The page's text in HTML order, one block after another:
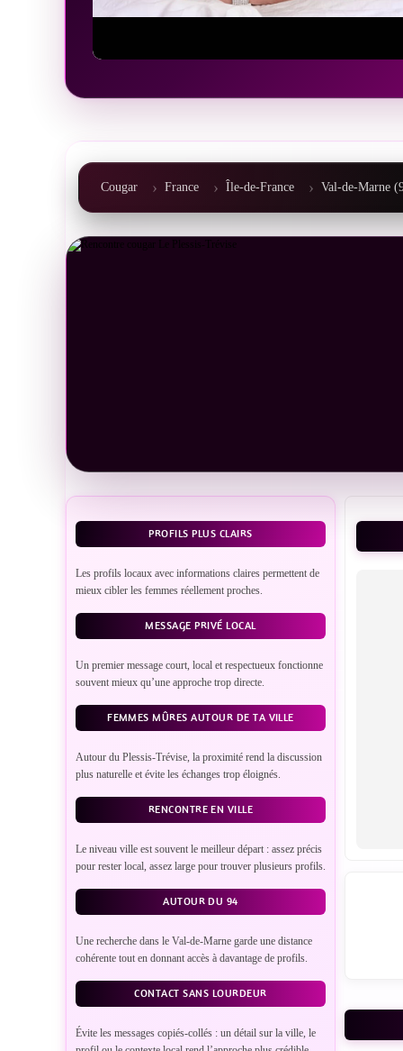
Cougar France Île-de-France Val-de-Marne
PROFILS PLUS CLAIRS
Les profils locaux avec informations claires permettent de
mieux cibler les femmes réellement proches.
MESSAGE PRIVÉ LOCAL
Un premier message court, local et respectueux fonctionne
souvent mieux qu’une approche trop directe.
FEMMES MÛRES AUTOUR DE TA VILLE
Autour du Plessis-Trévise, la proximité rend la discussion
plus naturelle et évite les échanges trop éloignés.
RENCONTRE EN VILLE
Le niveau ville est souvent le meilleur départ : assez précis
pour rester local, assez large pour trouver plusieurs profils.
AUTOUR DU 94
Une recherche dans le Val-de-Marne garde une distance
cohérente tout en donnant accès à davantage de profils.
CONTACT SANS LOURDEUR
Évite les messages copiés-collés : un détail sur la ville, le